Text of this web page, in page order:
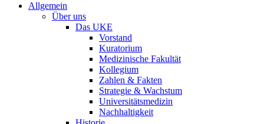
Allgemein
Über uns
Das UKE
Vorstand
Kuratorium
Medizinische Fakultät
Kollegium
Zahlen & Fakten
Strategie & Wachstum
Universitätsmedizin
Nachhaltigkeit